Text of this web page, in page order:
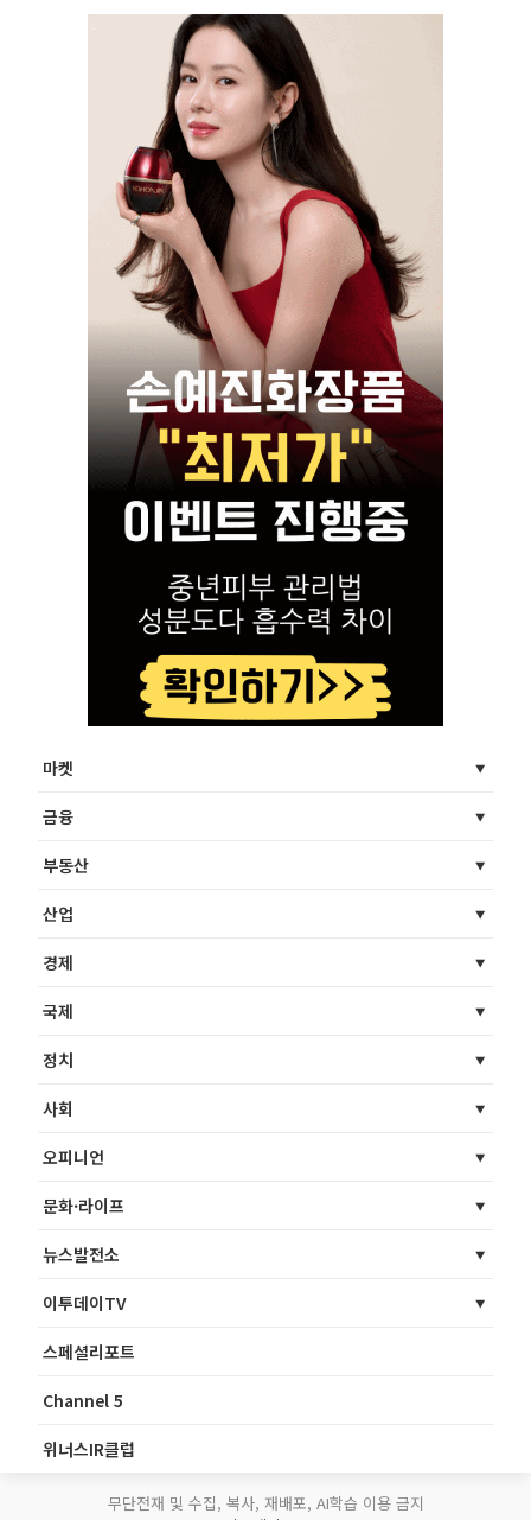
마켓
금융
부동산
산업
경제
국제
정치
사회
오피니언
문화·라이프
뉴스발전소
이투데이TV
스페셜리포트
Channel 5
위너스IR클럽
무단전재 및 수집, 복사, 재배포, AI학습 이용 금지